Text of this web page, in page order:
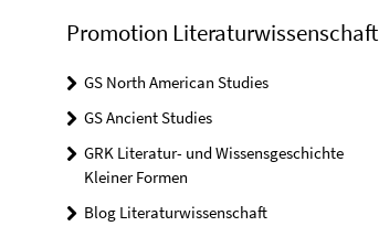
Promotion Literaturwissenschaft
GS North American Studies
GS Ancient Studies
GRK Literatur- und Wissensgeschichte
Kleiner Formen
Blog Literaturwissenschaft